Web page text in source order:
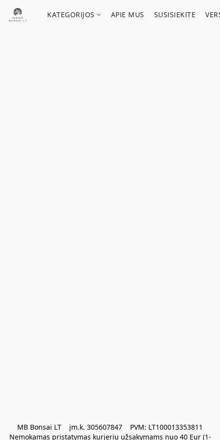
KATEGORIJOS APIE MUS SUSISIEKITE
MB Bonsai LT    įm.k. 305607847    PVM: LT100013353811
Nemokamas pristatymas kurjeriu užsakymams nuo 40 Eur (1-